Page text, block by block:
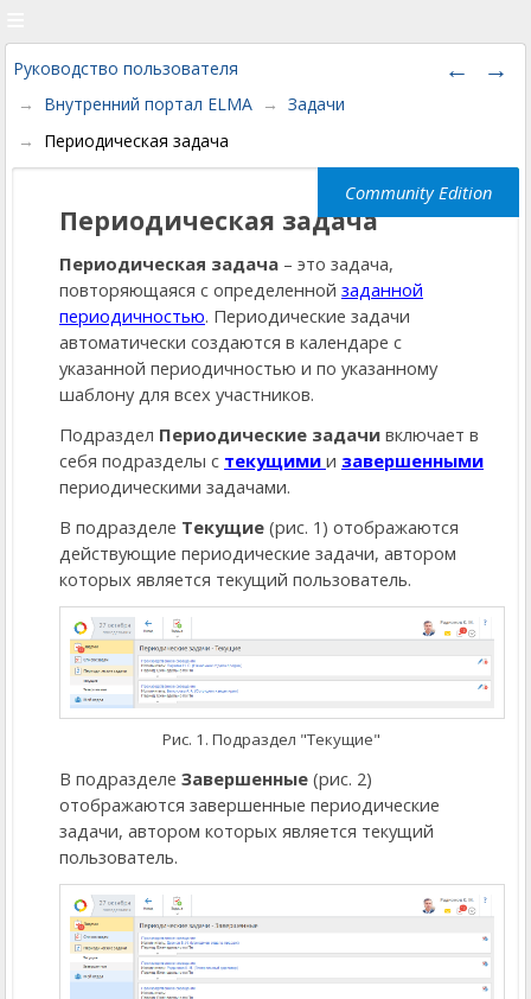
Руководство пользователя
Внутренний портал ELMA
Задачи
Периодическая задача
Периодическая задача
Периодическая задача – это задача,
повторяющаяся с определенной заданной
периодичностью. Периодические задачи
автоматически создаются в календаре с
указанной периодичностью и по указанному
шаблону для всех участников.
Подраздел Периодические задачи включает в
себя подразделы с текущими и завершенными
периодическими задачами.
В подразделе Текущие (рис. 1) отображаются
действующие периодические задачи, автором
которых является текущий пользователь.
Рис. 1. Подраздел "Текущие"
В подразделе Завершенные (рис. 2)
отображаются завершенные периодические
задачи, автором которых является текущий
пользователь.